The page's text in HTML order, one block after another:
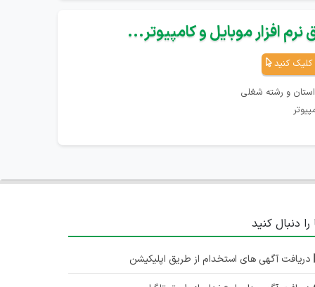
افزار موبایل و کامپیوتر...
کلیک کنید
و رشته شغلی
را دنبال کنید
دریافت آگهی های استخدام از طریق اپلیکیشن